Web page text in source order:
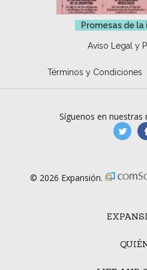
Promesas de
Aviso Legal y
Términos y Condiciones
Síguenos en nuestras
© 2026 Expansión.